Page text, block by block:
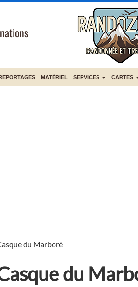
MATÉRIEL SERVICES CARTES
du Marboré
du